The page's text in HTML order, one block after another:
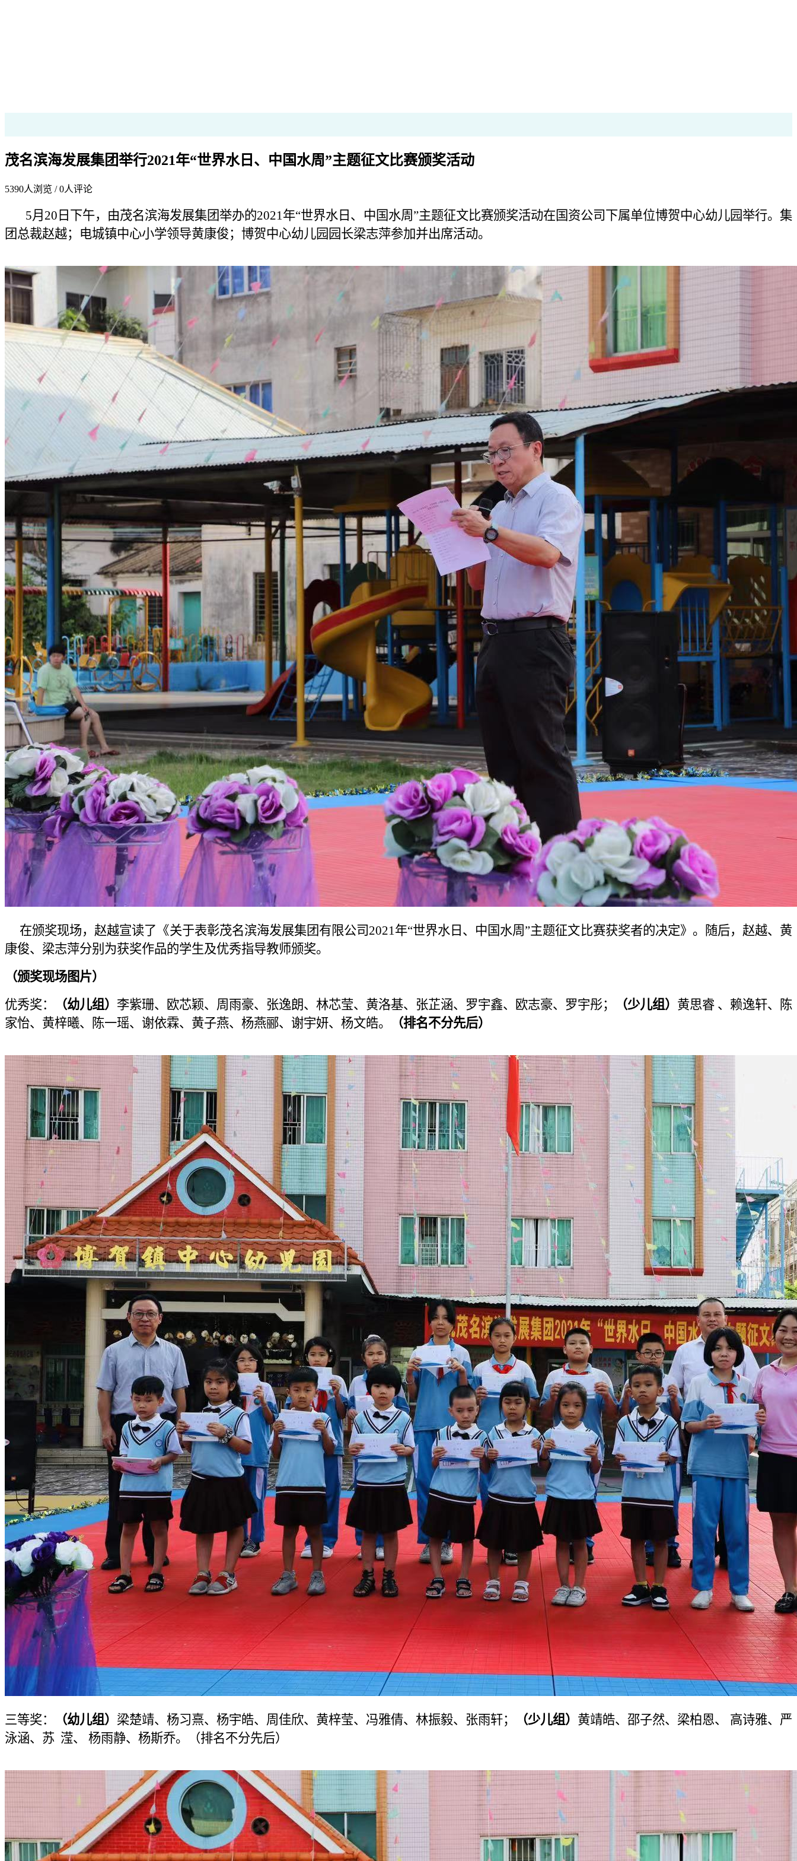
茂名滨海发展集团举行2021年“世界水日、中国水周”主题征文比赛颁奖活动
5390人浏览 /0人评论
5月20日下午，由茂名滨海发展集团举办的2021年“世界水日、中国水周”主题征文比赛颁奖活动在国资公司下属单位博贺中心幼儿园举行。集
团总裁赵越；电城镇中心小学领导黄康俊；博贺中心幼儿园园长梁志萍参加并出席活动。
在颁奖现场，赵越宣读了《关于表彰茂名滨海发展集团有限公司2021年“世界水日、中国水周”主题征文比赛获奖者的决定》。随后，赵越、黄
康俊、梁志萍分别为获奖作品的学生及优秀指导教师颁奖。
（颁奖现场图片）
优秀奖：
（幼儿组） 李紫珊、欧芯颖、周雨豪、张逸朗、林芯莹、黄洛基、张芷涵、罗宇鑫、欧志豪、罗宇彤； （少儿组） 黄思睿 、 赖逸轩、陈
家怡、黄梓曦、陈一瑶、谢依霖、黄子燕、杨燕郦、谢宇妍、杨文皓。
（排名不分先后）
三等奖： （幼儿组） 梁楚靖、杨习熹、杨宇皓、周佳欣、黄梓莹、冯雅倩、林振毅、张雨轩； （少儿组） 黄靖皓、邵子然、梁柏恩、 高诗雅、严
泳涵、苏 滢、 杨雨静、杨斯乔。（排名不分先后）